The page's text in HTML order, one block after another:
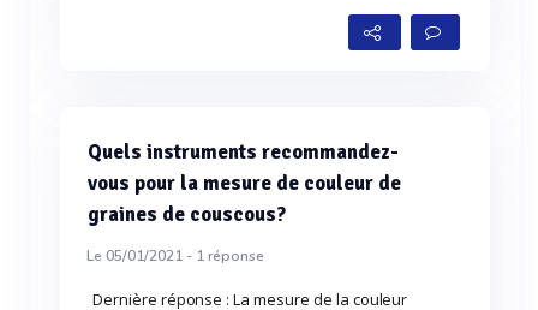
Quels instruments recommandez-
vous pour la mesure de couleur de
graines de couscous?
Le 05/01/2021 - 1réponse
Dernière réponse : La mesure de la couleur